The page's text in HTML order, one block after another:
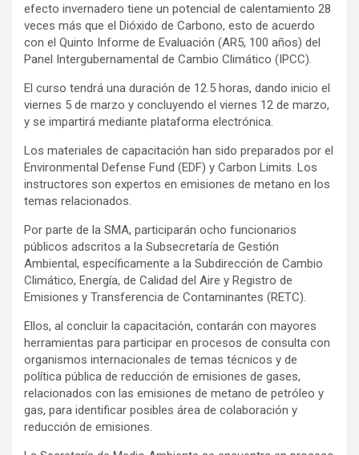
efecto invernadero tiene un potencial de calentamiento 28
veces más que el Dióxido de Carbono, esto de acuerdo
con el Quinto Informe de Evaluación (AR5, 100 años) del
Panel Intergubernamental de Cambio Climático (IPCC).
El curso tendrá una duración de 12.5 horas, dando inicio el
viernes 5 de marzo y concluyendo el viernes 12 de marzo,
y se impartirá mediante plataforma electrónica.
Los materiales de capacitación han sido preparados por el
Environmental Defense Fund (EDF) y Carbon Limits. Los
instructores son expertos en emisiones de metano en los
temas relacionados.
Por parte de la SMA, participarán ocho funcionarios
públicos adscritos a la Subsecretaría de Gestión
Ambiental, específicamente a la Subdirección de Cambio
Climático, Energía, de Calidad del Aire y Registro de
Emisiones y Transferencia de Contaminantes (RETC).
Ellos, al concluir la capacitación, contarán con mayores
herramientas para participar en procesos de consulta con
organismos internacionales de temas técnicos y de
política pública de reducción de emisiones de gases,
relacionados con las emisiones de metano de petróleo y
gas, para identificar posibles área de colaboración y
reducción de emisiones.